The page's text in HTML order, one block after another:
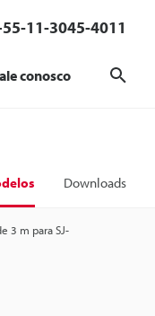
11-3045-4011
conosco
Downloads
3 m para SJ-